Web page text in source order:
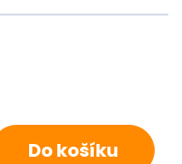
Do košíku